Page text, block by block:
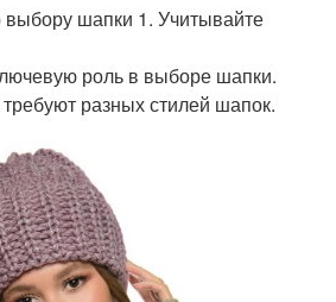
шапки 1. Учитывайте
роль в выборе шапки.
разных стилей шапок.